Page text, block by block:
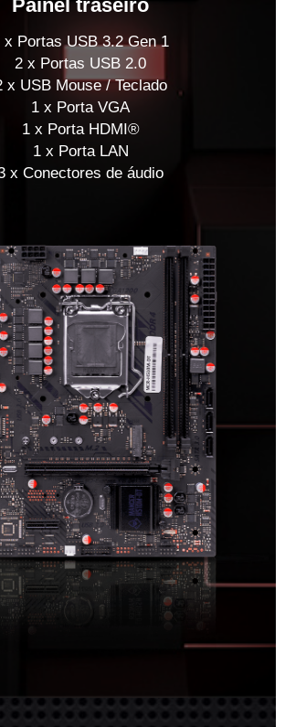
Painel traseiro
x Portas USB 3.2 Gen 1
2 x Portas USB 2.0
x USB Mouse / Teclado
1 x Porta VGA
1 x Porta HDMI®
1 x Porta LAN
x Conectores de áudio